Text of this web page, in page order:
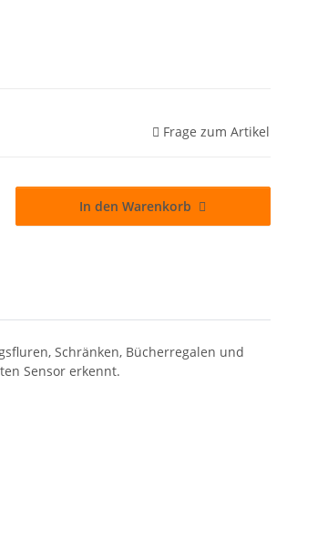
Frage zum Artikel
In den Warenkorb
Schränken, Bücherregalen und
Sensor erkennt.